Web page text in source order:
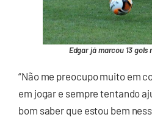
Edgar já marcou 13
“Não me preocupo muito em
em jogar e sempre tentando
bom saber que estou bem